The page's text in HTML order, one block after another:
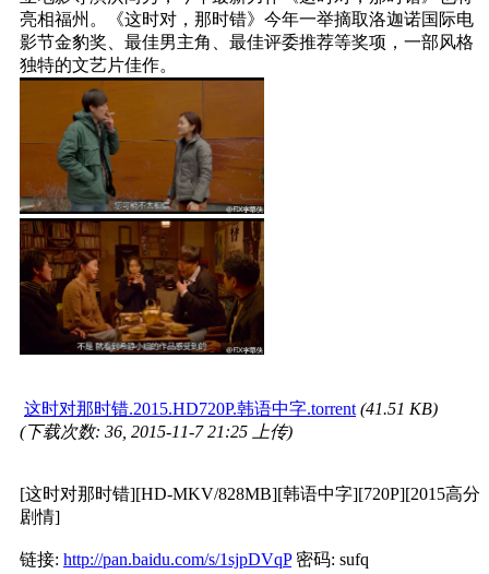
亮相福州。《这时对，那时错》今年一举摘取洛迦诺国际电
影节金豹奖、最佳男主角、最佳评委推荐等奖项，一部风格
独特的文艺片佳作。
这时对那时错.2015.HD720P.韩语中字.torrent (41.51 KB)
(下载次数: 36, 2015-11-7 21:25 上传)
[这时对那时错][HD-MKV/828MB][韩语中字][720P][2015高分
剧情]
链接: http://pan.baidu.com/s/1sjpDVqP密码: sufq